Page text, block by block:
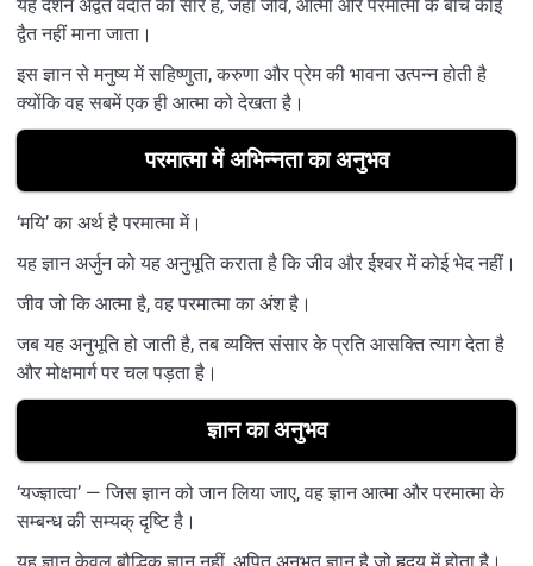
यह दर्शन अद्वैत वेदांत का सार है, जहाँ जीव, आत्मा और परमात्मा के बीच कोई
द्वैत नहीं माना जाता।
इस ज्ञान से मनुष्य में सहिष्णुता, करुणा और प्रेम की भावना उत्पन्न होती है
क्योंकि वह सबमें एक ही आत्मा को देखता है।
परमात्मा में अभिन्नता का अनुभव
‘मयि’ का अर्थ है परमात्मा में।
यह ज्ञान अर्जुन को यह अनुभूति कराता है कि जीव और ईश्वर में कोई भेद नहीं।
जीव जो कि आत्मा है, वह परमात्मा का अंश है।
जब यह अनुभूति हो जाती है, तब व्यक्ति संसार के प्रति आसक्ति त्याग देता है
और मोक्षमार्ग पर चल पड़ता है।
ज्ञान का अनुभव
‘यज्ज्ञात्वा’ — जिस ज्ञान को जान लिया जाए, वह ज्ञान आत्मा और परमात्मा के
सम्बन्ध की सम्यक् दृष्टि है।